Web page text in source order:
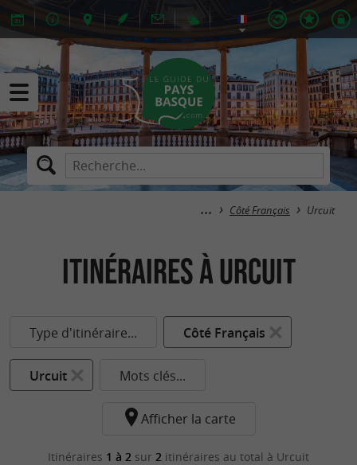
Côté Français Urcuit
itinéraires à Urcuit
Type d'itinéraire... Côté Français
Urcuit Mots clés...
Afficher la carte
Itinéraires 1 à 2 sur 2 itinéraires au total à Urcuit